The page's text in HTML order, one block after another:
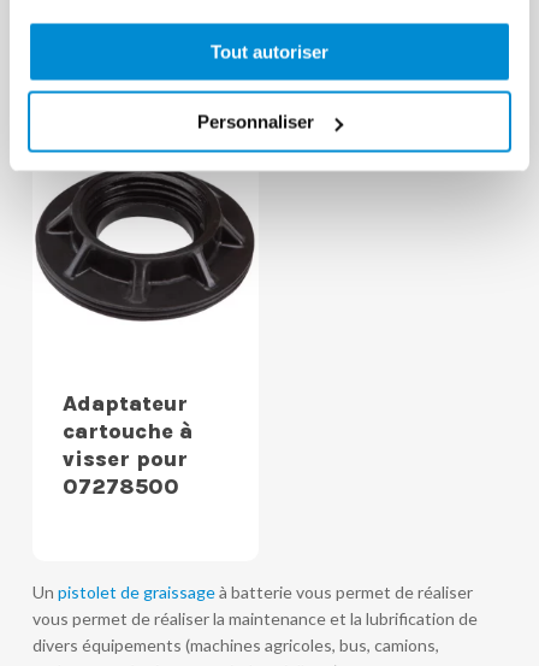
Tout autoriser
Personnaliser
Adaptateur
cartouche à
visser pour
07278500
Un pistolet de graissageà batterie vous permet de réaliser
vous permet de réaliser la maintenance et la lubrification de
divers équipements (machines agricoles, bus, camions,